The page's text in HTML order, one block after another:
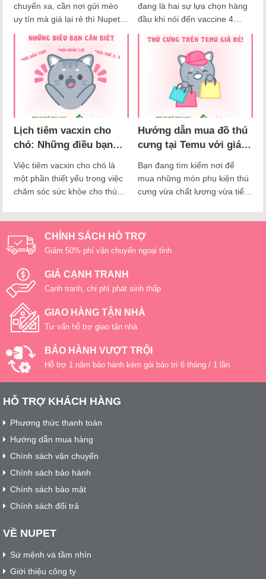
chuyển xa, cần nơi gửi mèo
uy tín mà giá lại rẻ thì Nupet
Hotel là sự lựa chọn hoàn hảo
của bạn. Tin vui cho khách
hàng của Nupet hiện tại nhà
Nu đã có dịch vụ khách sạn
cho mèo trong mèo giá rẻ tại
đang là hai sự lựa chọn hàng
đầu khi nói đến vaccine 4
bệnh cho mèo. Zoetis, với
xuất xứ từ Mỹ, được biết đến
với hiệu quả bảo vệ cao và sự
an toàn vượt trội. Còn Nobivac
là một sản phẩm được sử
dụng rộng rãi trên toàn…
Lịch tiêm vacxin cho
chó: Những điều bạn
Việc tiêm vacxin cho chó là
một phần thiết yếu trong việc
chăm sóc sức khỏe cho thú
nguy hiểm, việc tuân thủ lịch
tiêm vaccine đúng thời gian là
rất quan trọng. Bài viết này sẽ
cung cấp hướng dẫn chi tiết…
Hướng dẫn mua đồ thú
cưng tại Temu với giá
siêu rẻ từ A – Z
Bạn đang tìm kiếm nơi để
mua những món phụ kiện thú
cưng vừa chất lượng vừa tiết
mua sắm thông minh trên
Temu – nền tảng mua sắm
trực tuyến nổi tiếng với hàng
đến…
CHÍNH SÁCH HỖ TRỢ
Giảm 50% phí vận chuyển ngoại tỉnh
GIÁ CẠNH TRANH
Cạnh tranh, chi phí phát sinh thấp
GIAO HÀNG TẬN NHÀ
Tư vấn hỗ trợ giao tận nhà
BẢO HÀNH VƯỢT TRỘI
Hỗ trợ 1 năm bảo hành kèm gói bảo trì 6 tháng / 1 lần
HỖ TRỢ KHÁCH HÀNG
Phương thức thanh toán
Hướng dẫn mua hàng
Chính sách vận chuyển
Chính sách bảo hành
Chính sách bảo mật
Chính sách đổi trả
VỀ NUPET
Sứ mệnh và tầm nhìn
Giới thiệu công ty